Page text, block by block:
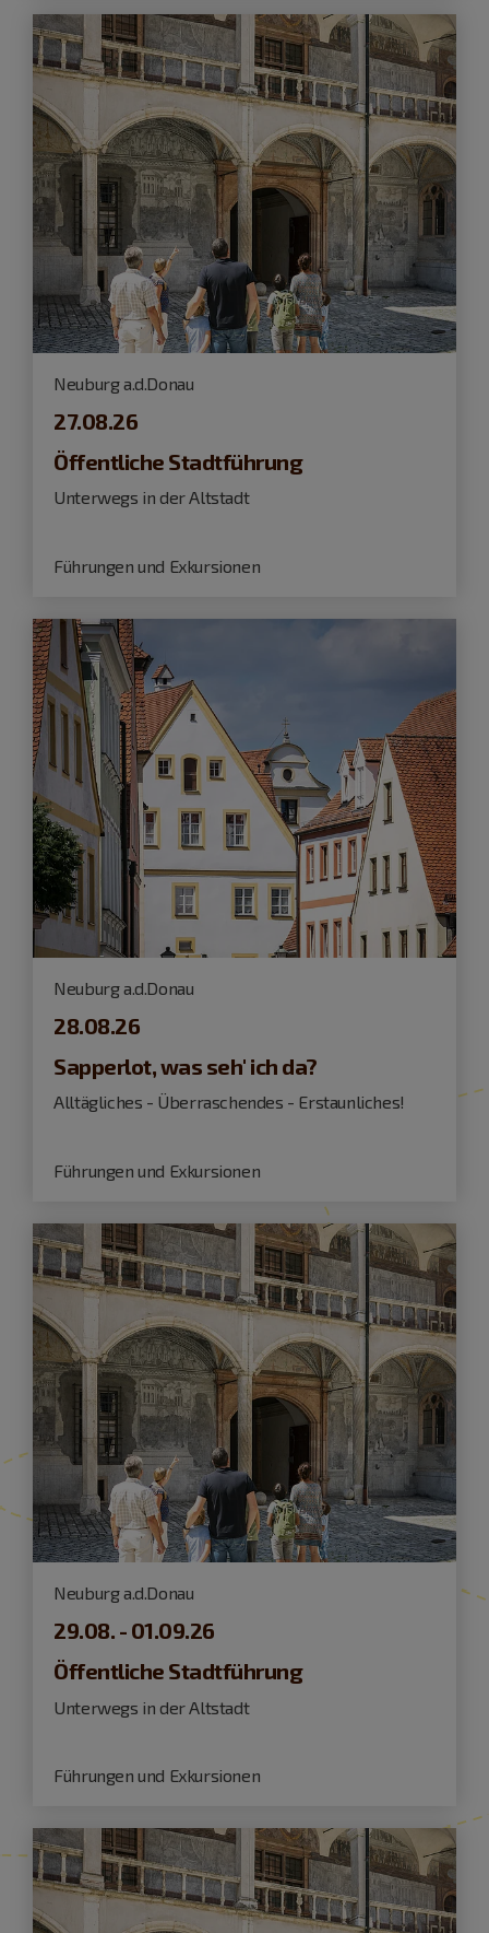
Neuburg a.d.Donau
27.08.26
Öffentliche Stadtführung
Unterwegs in der Altstadt
Führungen und Exkursionen
Neuburg a.d.Donau
28.08.26
Sapperlot, was seh' ich da?
Alltägliches - Überraschendes - Erstaunliches!
Führungen und Exkursionen
Neuburg a.d.Donau
29.08. - 01.09.26
Öffentliche Stadtführung
Unterwegs in der Altstadt
Führungen und Exkursionen